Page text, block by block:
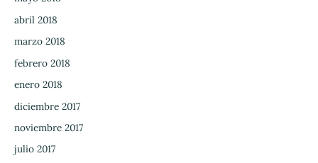
abril 2018
marzo 2018
febrero 2018
enero 2018
diciembre 2017
noviembre 2017
julio 2017